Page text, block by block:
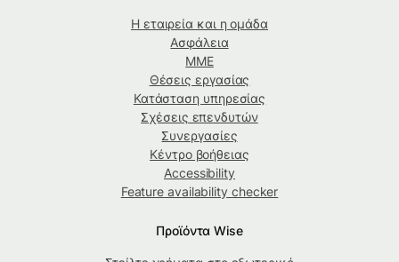
Η εταιρεία και η ομάδα
Ασφάλεια
ΜΜΕ
Θέσεις εργασίας
Κατάσταση υπηρεσίας
Σχέσεις επενδυτών
Συνεργασίες
Κέντρο βοήθειας
Accessibility
Feature availability checker
Προϊόντα Wise